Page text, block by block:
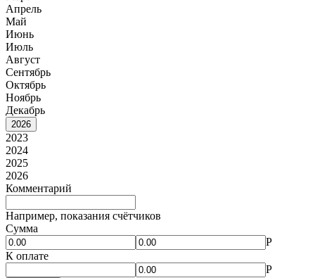
Апрель
Май
Июнь
Июль
Август
Сентябрь
Октябрь
Ноябрь
Декабрь
2026
2023
2024
2025
2026
Комментарий
Например, показания счётчиков
Сумма
Р
К оплате
Р